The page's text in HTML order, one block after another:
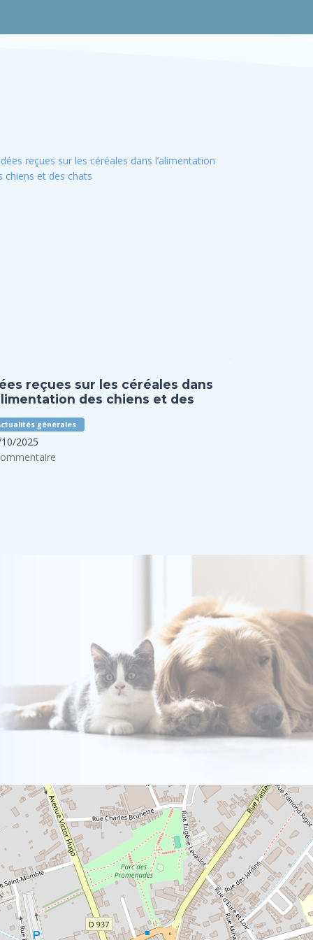
reçues sur les céréales dans
des chiens et des
générales
2025